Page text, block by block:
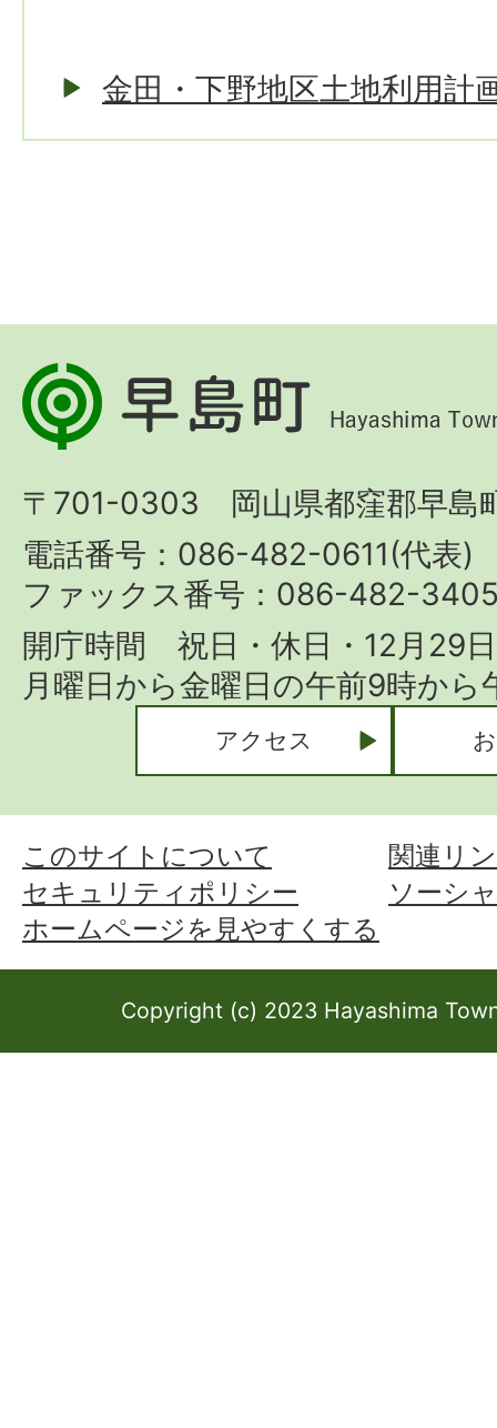
金田・下野地区土地利用計
早
島
Hayashima
Town
〒701-0303 岡山県都窪郡早島
電話番号：086-482-0611(代表)
ファックス番号：086-482-
開庁時間 祝日・休日・12月29
月曜日から金曜日の午前9時か
アクセス
このサイトについて
関連リ
セキュリティポリシー
ソーシ
ホームページを見やすくする
Copyright (c) 2023 Hayashima